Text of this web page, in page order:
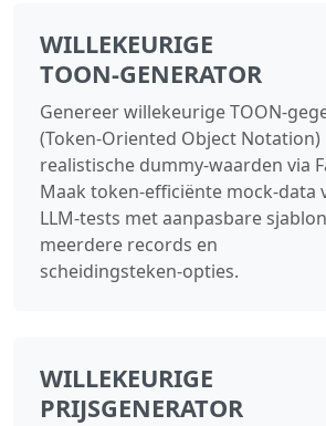
WILLEKEURIGE
TOON‑GENERATOR
Genereer willekeurige
(Token‑Oriented Object
realistische dummy‑waarden via
Maak token‑efficiënte mock‑data
LLM‑tests met aanpasbare
meerdere records en
scheidingsteken‑opties.
WILLEKEURIGE
PRIJSGENERATOR